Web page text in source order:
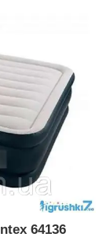
64136